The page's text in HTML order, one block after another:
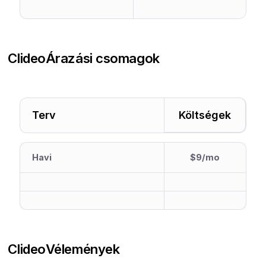
ClideoÁrazási csomagok
Terv Költségek
Havi $9/mo
ClideoVélemények